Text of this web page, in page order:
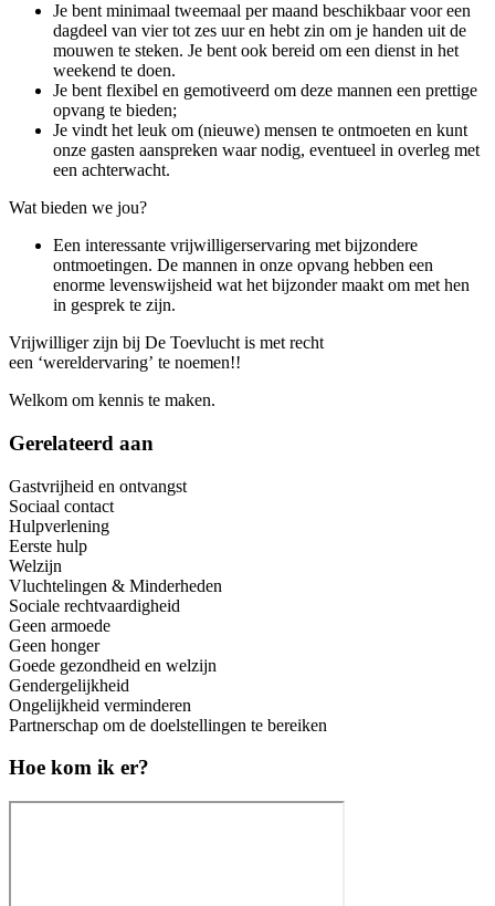
Je bent minimaal tweemaal per maand beschikbaar voor een
dagdeel van vier tot zes uur en hebt zin om je handen uit de
mouwen te steken. Je bent ook bereid om een dienst in het
weekend te doen.
Je bent flexibel en gemotiveerd om deze mannen een prettige
opvang te bieden;
Je vindt het leuk om (nieuwe) mensen te ontmoeten en kunt
onze gasten aanspreken waar nodig, eventueel in overleg met
een achterwacht.
Wat bieden we jou?
Een interessante vrijwilligerservaring met bijzondere
ontmoetingen. De mannen in onze opvang hebben een
enorme levenswijsheid wat het bijzonder maakt om met hen
in gesprek te zijn.
Vrijwilliger zijn bij De Toevlucht is met recht
een ‘wereldervaring’ te noemen!!
Welkom om kennis te maken.
Gerelateerd aan
Gastvrijheid en ontvangst
Sociaal contact
Hulpverlening
Eerste hulp
Welzijn
Vluchtelingen & Minderheden
Sociale rechtvaardigheid
Geen armoede
Geen honger
Goede gezondheid en welzijn
Gendergelijkheid
Ongelijkheid verminderen
Partnerschap om de doelstellingen te bereiken
Hoe kom ik er?